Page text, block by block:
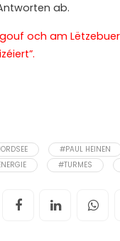
ab.
och am
#PAUL HEINEN
#TURMES